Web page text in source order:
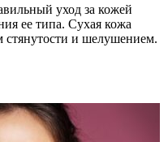
уход за кожей
ее типа. Сухая кожа
стянутости и шелушением.